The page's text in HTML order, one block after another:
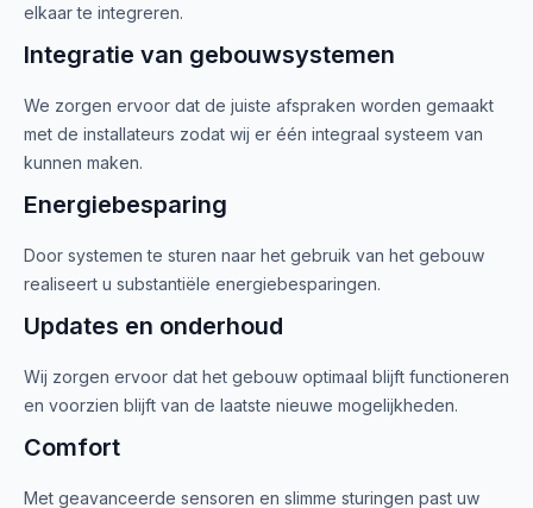
elkaar te integreren.
Integratie van gebouwsystemen
We zorgen ervoor dat de juiste afspraken worden gemaakt
met de installateurs zodat wij er één integraal systeem van
kunnen maken.
Energiebesparing
Door systemen te sturen naar het gebruik van het gebouw
realiseert u substantiële energiebesparingen.
Updates en onderhoud
Wij zorgen ervoor dat het gebouw optimaal blijft functioneren
en voorzien blijft van de laatste nieuwe mogelijkheden.
Comfort
Met geavanceerde sensoren en slimme sturingen past uw